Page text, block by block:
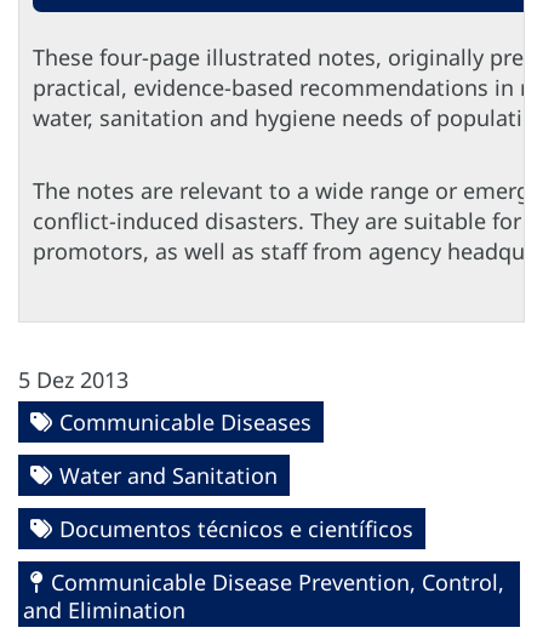
These four-page illustrated notes, originally
practical, evidence-based recommendations in
water, sanitation and hygiene needs of
The notes are relevant to a wide range or
conflict-induced disasters. They are suitable for
promotors, as well as staff from agency
5 Dez 2013
Communicable Diseases
Water and Sanitation
Documentos técnicos e científicos
Communicable Disease Prevention, Control,
and Elimination